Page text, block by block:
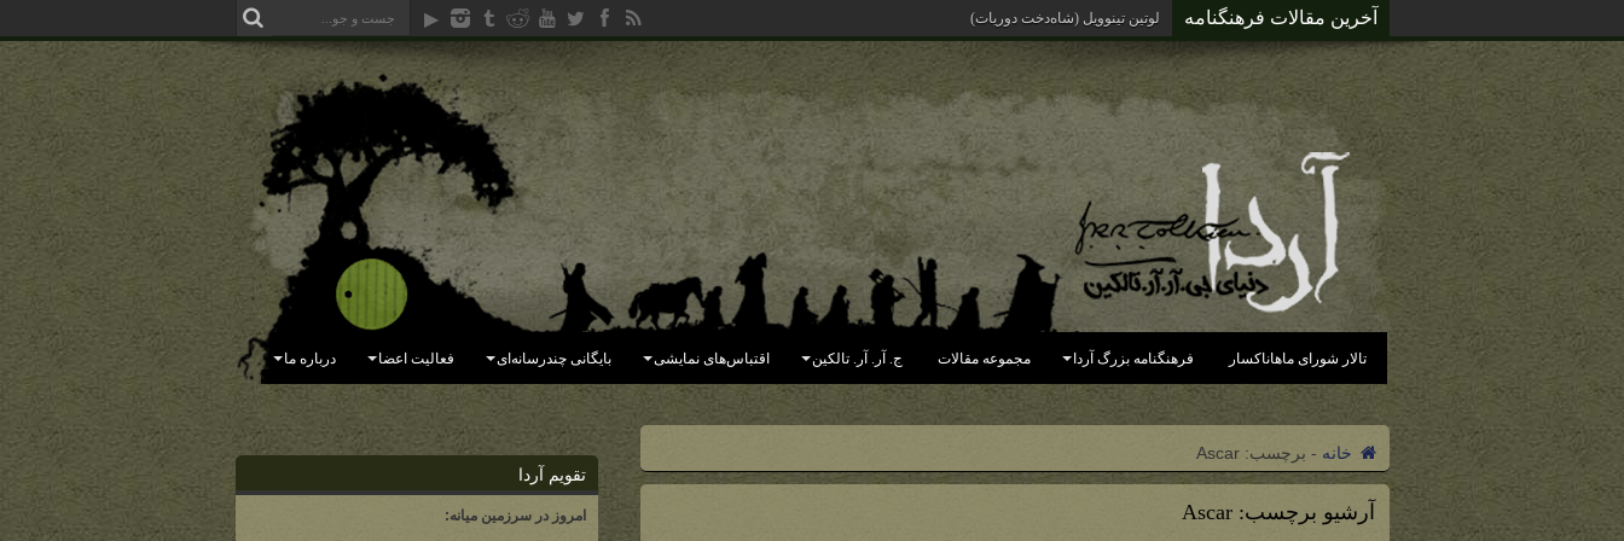
آخرین مقالات فرهنگنامه لوتین تینوویل (شاه‌دخت دوریات)
تالار شورای ماهاناکسار فرهنگنامه بزرگ آردا مجموعه مقالات ج. آر. آر. تالکین اقتباس‌های نمایشی بایگانی چندرسانه‌ای فعالیت اعضا درباره ما
خانه - برچسب:Ascar
آرشیو برچسب:Ascar
تقویم آردا
امروز در سرزمین میانه: